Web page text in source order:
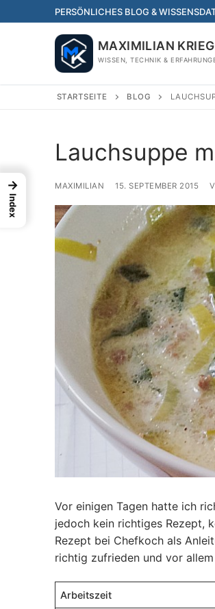
to
PERSÖNLICHES BLOG &
MAXIMILIAN KRIEG
WISSEN, TECHNIK &
STARTSEITE BLOG
Lauchsuppe
MAXIMILIAN 15. SEPTEMBER 2015
Vor einigen Tagen hatte ich
jedoch kein richtiges Rezept,
Rezept bei Chefkoch als
richtig zufrieden und vor
Arbeitszeit
→
Index